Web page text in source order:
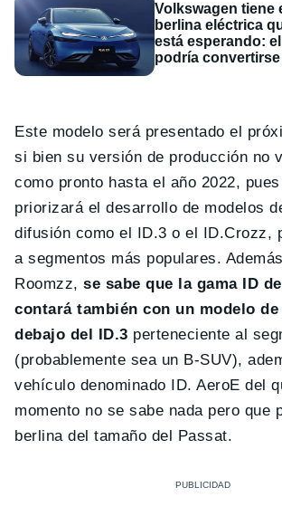
Volkswagen tiene
berlina eléctrica
está esperando:
podría convertirse
Este modelo será presentado el
si bien su versión de producción no
como pronto hasta el año 2022,
priorizará el desarrollo de modelos
difusión como el ID.3 o el ID.Crozz,
a segmentos más populares.
Roomzz,se sabe que la gama ID
contará también con un modelo
debajo del ID.3 perteneciente al
(probablemente sea un B-SUV),
vehículo denominado ID. AeroE del
momento no se sabe nada pero que
berlina del tamaño del Passat.